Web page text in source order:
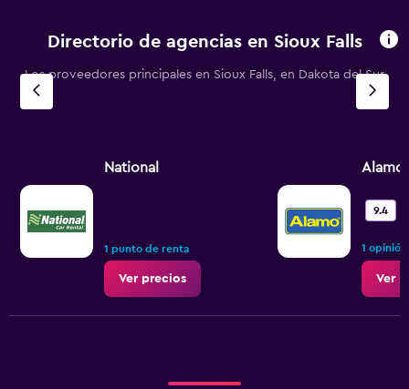
Directorio de agencias en Sioux Falls
Los proveedores principales en Sioux Falls, en Dakota del Sur
National
1 punto de renta
Ver precios
Alamo
9.4
1 opinión
Ver